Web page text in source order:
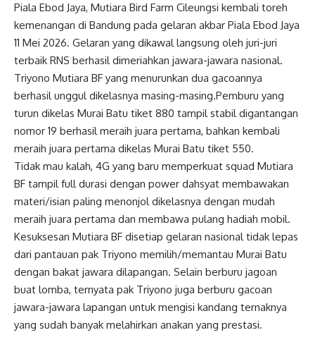
Piala Ebod Jaya, Mutiara Bird Farm Cileungsi kembali toreh
kemenangan di Bandung pada gelaran akbar Piala Ebod Jaya
11 Mei 2026. Gelaran yang dikawal langsung oleh juri-juri
terbaik RNS berhasil dimeriahkan jawara-jawara nasional.
Triyono Mutiara BF yang menurunkan dua gacoannya
berhasil unggul dikelasnya masing-masing.Pemburu yang
turun dikelas Murai Batu tiket 880 tampil stabil digantangan
nomor 19 berhasil meraih juara pertama, bahkan kembali
meraih juara pertama dikelas Murai Batu tiket 550.
Tidak mau kalah, 4G yang baru memperkuat squad Mutiara
BF tampil full durasi dengan power dahsyat membawakan
materi/isian paling menonjol dikelasnya dengan mudah
meraih juara pertama dan membawa pulang hadiah mobil.
Kesuksesan Mutiara BF disetiap gelaran nasional tidak lepas
dari pantauan pak Triyono memilih/memantau Murai Batu
dengan bakat jawara dilapangan. Selain berburu jagoan
buat lomba, ternyata pak Triyono juga berburu gacoan
jawara-jawara lapangan untuk mengisi kandang ternaknya
yang sudah banyak melahirkan anakan yang prestasi.